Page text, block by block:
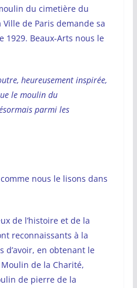
du cimetière du
de Paris demande sa
1929. Beaux-Arts nous le
heureusement inspirée,
le moulin du
parmi les
nous le lisons dans
de l’histoire et de la
reconnaissants à la
d’avoir, en obtenant le
de la Charité,
de pierre de la